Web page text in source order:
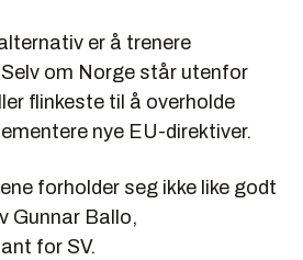
er å trenere
om Norge står utenfor
flinkeste til å overholde
nye EU-direktiver.
forholder seg ikke like godt
Gunnar Ballo,
for SV.